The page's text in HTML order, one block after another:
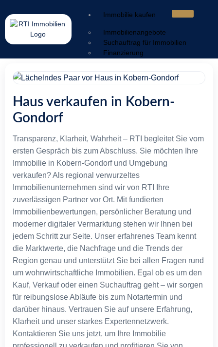
Immobilie kaufen
Immobilienangebote
Suchauftrag für Immobilien
Finanzierung
Verkaufsstrategie
Vermarktung
Ratgeber
Energieausweis
Geldwäschegesetz
Makleralleinauftrag
Kaufnebenkosten
Tippgeber
Unternehmen
Unser Team
Haus verkaufen in Kobern-
Gondorf
Transparenz, Klarheit, Wahrheit – RTI begleitet Sie vom
ersten Gespräch bis zum Abschluss. Sie möchten Ihre
Immobilie in Kobern-Gondorf und Umgebung
verkaufen? Als regional verwurzeltes
Immobilienunternehmen sind wir von RTI Ihre
zuverlässigen Partner vor Ort. Mit fundierten
Immobilienbewertungen, persönlicher Beratung und
moderner digitaler Vermarktung stehen wir Ihnen bei
jedem Schritt zur Seite. Unser erfahrenes Team kennt
die Marktwerte, die Nachfrage und die Trends der
Region genau und unterstützt Sie bei allen Fragen rund
um wohnwirtschaftliche Immobilien. Egal ob es um den
Kauf, Verkauf oder einen Suchauftrag geht – wir sorgen
für reibungslose Abläufe bis zum Notartermin und
darüber hinaus. Vertrauen Sie auf unsere Erfahrung,
Klarheit und unser starkes Expertennetzwerk.
Kontaktieren Sie uns jetzt, um Ihre Immobilie